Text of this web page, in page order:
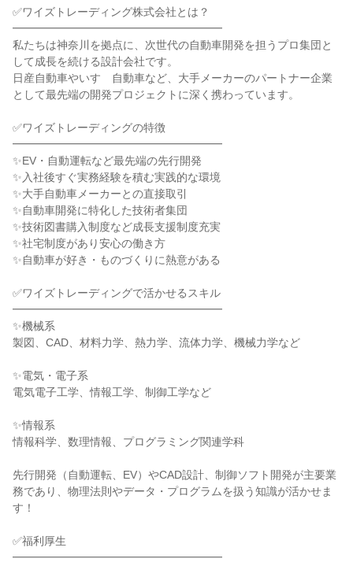
✅ワイズトレーディング株式会社とは？
━━━━━━━━━━━━━━━━━━━
私たちは神奈川を拠点に、次世代の自動車開発を担うプロ集団と
して成長を続ける設計会社です。
日産自動車やいすゞ自動車など、大手メーカーのパートナー企業
として最先端の開発プロジェクトに深く携わっています。
✅ワイズトレーディングの特徴
━━━━━━━━━━━━━━━━━━━
✨EV・自動運転など最先端の先行開発
✨入社後すぐ実務経験を積む実践的な環境
✨大手自動車メーカーとの直接取引
✨自動車開発に特化した技術者集団
✨技術図書購入制度など成長支援制度充実
✨社宅制度があり安心の働き方
✨自動車が好き・ものづくりに熱意がある
✅ワイズトレーディングで活かせるスキル
━━━━━━━━━━━━━━━━━━━
✨機械系
製図、CAD、材料力学、熱力学、流体力学、機械力学など
✨電気・電子系
電気電子工学、情報工学、制御工学など
✨情報系
情報科学、数理情報、プログラミング関連学科
先行開発（自動運転、EV）やCAD設計、制御ソフト開発が主要業
務であり、物理法則やデータ・プログラムを扱う知識が活かせま
す！
✅福利厚生
━━━━━━━━━━━━━━━━━━━